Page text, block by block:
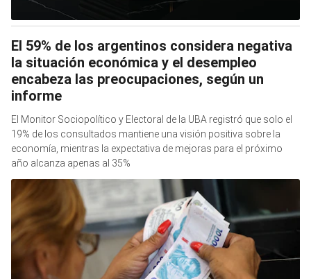
El 59% de los argentinos considera negativa
la situación económica y el desempleo
encabeza las preocupaciones, según un
informe
El Monitor Sociopolítico y Electoral de la UBA registró que solo el
19% de los consultados mantiene una visión positiva sobre la
economía, mientras la expectativa de mejoras para el próximo
año alcanza apenas al 35%